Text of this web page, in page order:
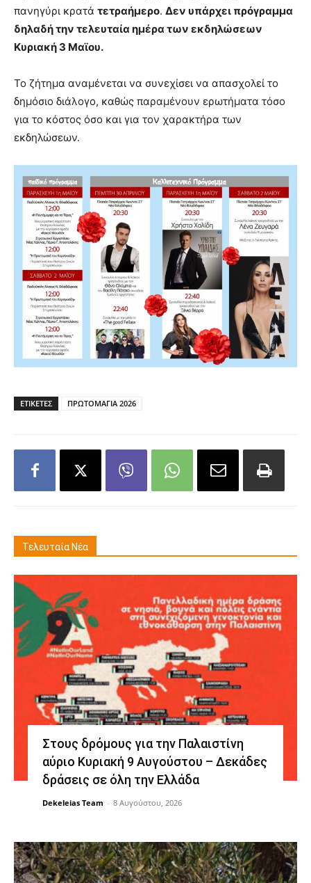
πανηγύρι κρατά τετραήμερο. Δεν υπάρχει πρόγραμμα
δηλαδή την τελευταία ημέρα των εκδηλώσεων
Κυριακή 3 Μαϊου.
Το ζήτημα αναμένεται να συνεχίσει να απασχολεί το
δημόσιο διάλογο, καθώς παραμένουν ερωτήματα τόσο
για το κόστος όσο και για τον χαρακτήρα των
εκδηλώσεων.
ΕΤΙΚΕΤΕΣ ΠΡΩΤΟΜΑΓΙΑ 2026
Τελευταία Νέα
Στους δρόμους για την Παλαιστίνη
αύριο Κυριακή 9 Αυγούστου – Δεκάδες
δράσεις σε όλη την Ελλάδα
Dekeleias Team - 8 Αυγούστου, 2026